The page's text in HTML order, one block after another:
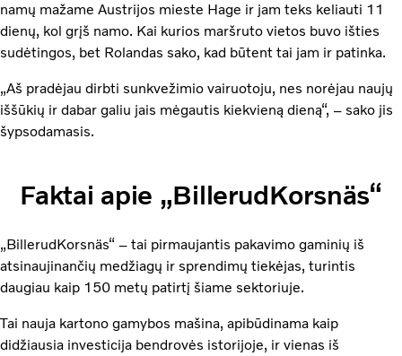
namų mažame Austrijos mieste Hage ir jam teks keliauti 11
dienų, kol grįš namo. Kai kurios maršruto vietos buvo išties
sudėtingos, bet Rolandas sako, kad būtent tai jam ir patinka.
„Aš pradėjau dirbti sunkvežimio vairuotoju, nes norėjau naujų
iššūkių ir dabar galiu jais mėgautis kiekvieną dieną“, – sako jis
šypsodamasis.
Faktai apie „BillerudKorsnäs“
„BillerudKorsnäs“ – tai pirmaujantis pakavimo gaminių iš
atsinaujinančių medžiagų ir sprendimų tiekėjas, turintis
daugiau kaip 150 metų patirtį šiame sektoriuje.
Tai nauja kartono gamybos mašina, apibūdinama kaip
didžiausia investicija bendrovės istorijoje, ir vienas iš